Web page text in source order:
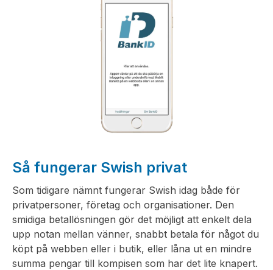
Så fungerar Swish privat
Som tidigare nämnt fungerar Swish idag både för
privatpersoner, företag och organisationer. Den
smidiga betallösningen gör det möjligt att enkelt dela
upp notan mellan vänner, snabbt betala för något du
köpt på webben eller i butik, eller låna ut en mindre
summa pengar till kompisen som har det lite knapert.